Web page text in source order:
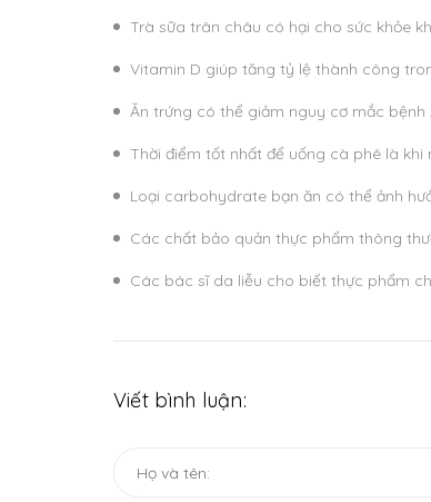
Trà sữa trân châu có hại cho sức khỏe
Vitamin D giúp tăng tỷ lệ thành công
Ăn trứng có thể giảm nguy cơ mắc bệnh
Thời điểm tốt nhất để uống cà phê là khi
Loại carbohydrate bạn ăn có thể ảnh
Các chất bảo quản thực phẩm thông
Các bác sĩ da liễu cho biết thực phẩm
Viết bình luận: